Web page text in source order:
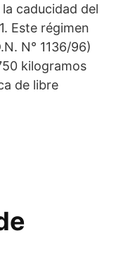
caducidad del
Este régimen
N° 1136/96)
kilogramos
de libre